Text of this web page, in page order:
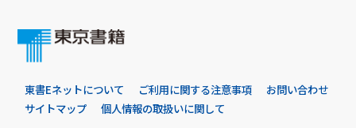
東書Eネットについて ご利用に関する注意事項
お問い合わせ
サイトマップ
個人情報の取扱いに関して